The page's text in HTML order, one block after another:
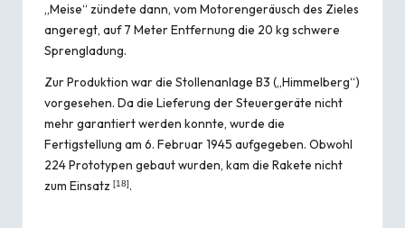
„Meise“ zündete dann, vom Motorengeräusch des Zieles
angeregt, auf 7 Meter Entfernung die 20 kg schwere
Sprengladung.
Zur Produktion war die Stollenanlage B3 („Himmelberg“)
vorgesehen. Da die Lieferung der Steuergeräte nicht
mehr garantiert werden konnte, wurde die
Fertigstellung am 6. Februar 1945 aufgegeben. Obwohl
224 Prototypen gebaut wurden, kam die Rakete nicht
zum Einsatz [18].